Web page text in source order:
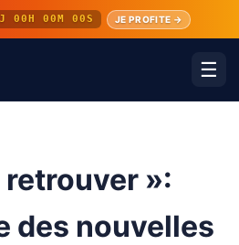
00H 00M 00S JE PROFITE →
☰
retrouver »:
des nouvelles